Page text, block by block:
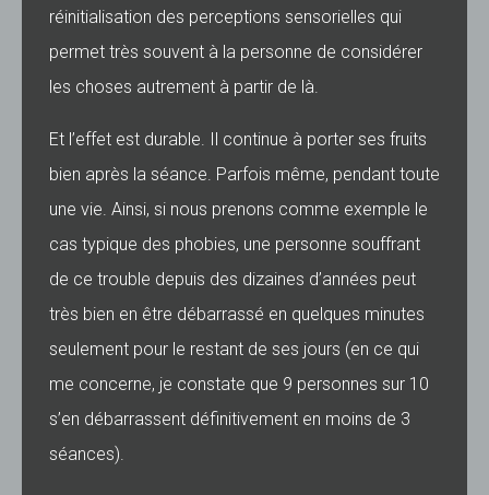
réinitialisation des perceptions sensorielles qui
permet très souvent à la personne de considérer
les choses autrement à partir de là.
Et l’effet est durable. Il continue à porter ses fruits
bien après la séance. Parfois même, pendant toute
une vie. Ainsi, si nous prenons comme exemple le
cas typique des phobies, une personne souffrant
de ce trouble depuis des dizaines d’années peut
très bien en être débarrassé en quelques minutes
seulement pour le restant de ses jours (en ce qui
me concerne, je constate que 9 personnes sur 10
s’en débarrassent définitivement en moins de 3
séances).